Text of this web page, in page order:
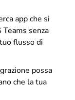
app che si
senza
flusso di
possa
che la tua